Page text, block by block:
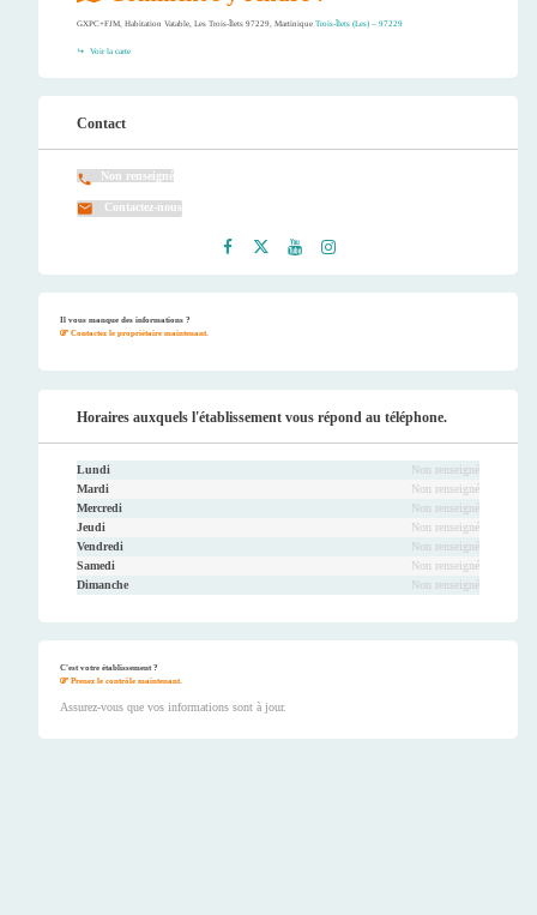
GXPC+FJM, Habitation Vatable, Les Trois-Îlets 97229, Martinique Trois-Îlets (Les) – 97229
Voir la carte
Contact
Non renseigné
Contactez-nous
Il vous manque des informations ?
Contactez le propriétaire maintenant.
Horaires auxquels l'établissement vous répond au téléphone.
Lundi
Non renseigné
Mardi
Non renseigné
Mercredi
Non renseigné
Jeudi
Non renseigné
Vendredi
Non renseigné
Samedi
Non renseigné
Dimanche
Non renseigné
C'est votre établissement ?
Prenez le contrôle maintenant.
Assurez-vous que vos informations sont à jour.